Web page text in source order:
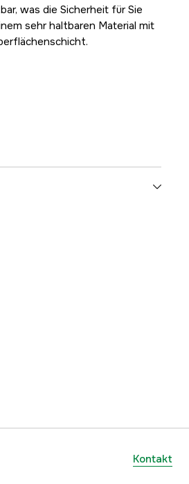
was die Sicherheit für Sie
sehr haltbaren Material mit
Kontakt